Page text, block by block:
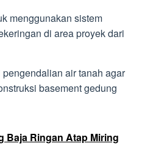
menggunakan sistem
di area proyek dari
air tanah agar
basement gedung
Baja Ringan Atap Miring